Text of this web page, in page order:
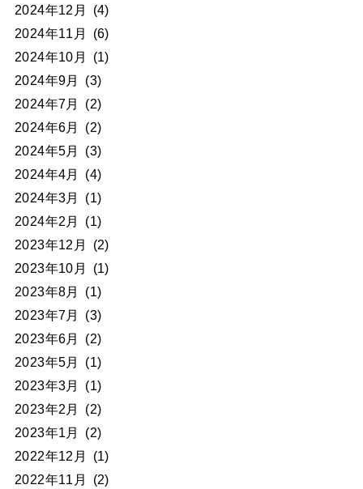
2024年12月
(4)
2024年11月
(6)
2024年10月
(1)
2024年9月
(3)
2024年7月
(2)
2024年6月
(2)
2024年5月
(3)
2024年4月
(4)
2024年3月
(1)
2024年2月
(1)
2023年12月
(2)
2023年10月
(1)
2023年8月
(1)
2023年7月
(3)
2023年6月
(2)
2023年5月
(1)
2023年3月
(1)
2023年2月
(2)
2023年1月
(2)
2022年12月
(1)
2022年11月
(2)